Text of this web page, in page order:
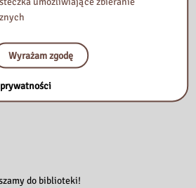
do biblioteki!
Wyrażam zgodę